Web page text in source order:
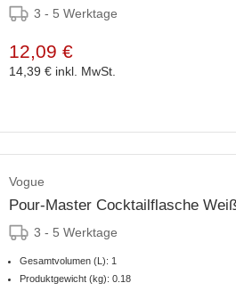
3 - 5 Werktage
12,09 €
14,39 € inkl. MwSt.
Vogue
Pour-Master Cocktailflasche
3 - 5 Werktage
Gesamtvolumen (L): 1
Produktgewicht (kg): 0.18